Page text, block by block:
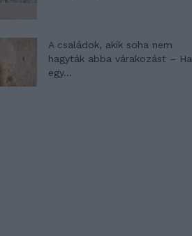
A családok, akik soha nem
hagyták abba várakozást – Ha
egy...